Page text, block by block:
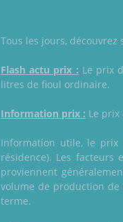
Tous les jours,
Flash actu prix : Le prix
litres de fioul ordinaire.
Information prix : Le
Information utile, le
résidence). Les
proviennent
volume de production
terme.